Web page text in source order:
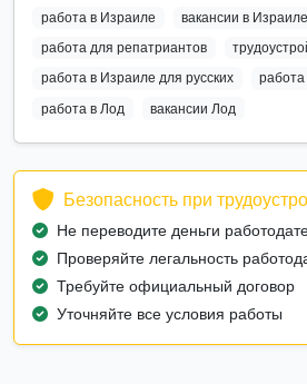
работа в Израиле
вакансии в Израиле
работа для репатриантов
работа в Израиле для русских
работа в Лод
вакансии Лод
Безопасность при
Не переводите деньги
Проверяйте легальность
Требуйте официальный договор
Уточняйте все условия работы